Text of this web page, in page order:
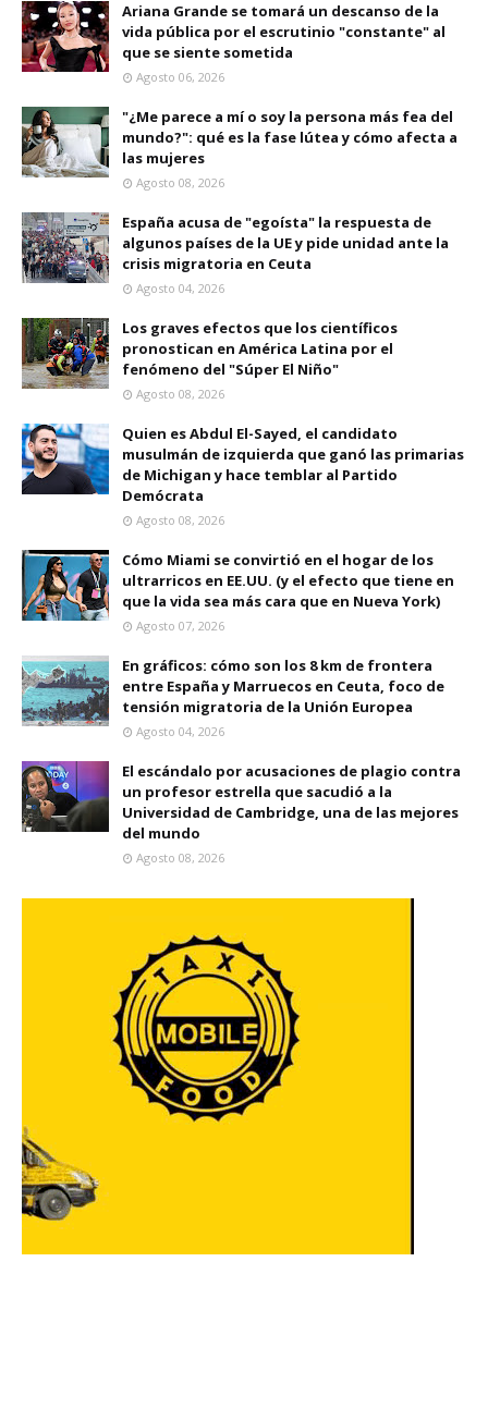
Ariana Grande se tomará un descanso de la
vida pública por el escrutinio "constante" al
que se siente sometida
Agosto 06, 2026
"¿Me parece a mí o soy la persona más fea del
mundo?": qué es la fase lútea y cómo afecta a
las mujeres
Agosto 08, 2026
España acusa de "egoísta" la respuesta de
algunos países de la UE y pide unidad ante la
crisis migratoria en Ceuta
Agosto 04, 2026
Los graves efectos que los científicos
pronostican en América Latina por el
fenómeno del "Súper El Niño"
Agosto 08, 2026
Quien es Abdul El-Sayed, el candidato
musulmán de izquierda que ganó las primarias
de Michigan y hace temblar al Partido
Demócrata
Agosto 08, 2026
Cómo Miami se convirtió en el hogar de los
ultrarricos en EE.UU. (y el efecto que tiene en
que la vida sea más cara que en Nueva York)
Agosto 07, 2026
En gráficos: cómo son los 8 km de frontera
entre España y Marruecos en Ceuta, foco de
tensión migratoria de la Unión Europea
Agosto 04, 2026
El escándalo por acusaciones de plagio contra
un profesor estrella que sacudió a la
Universidad de Cambridge, una de las mejores
del mundo
Agosto 08, 2026